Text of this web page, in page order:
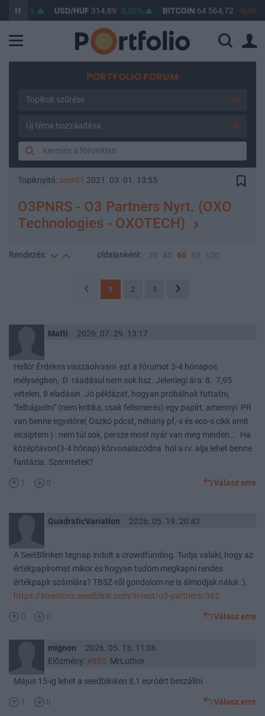
USD/HUF314,89 0,58% BITCOIN64 564,72 -0,06%
PORTFOLIO FORUM
Topikok szűrése
Új téma hozzáadása
Topiknyitó: user01 2021. 03. 01. 13:55
O3PNRS - O3 Partners Nyrt. (OXO
Technologies - OXOTECH)
Rendezés: oldalanként: 20 40 60 80 100
1 2 3
Matti 2026. 07. 29. 13:17
Helló! Érdekes visszaolvasni ezt a fórumot 3-4 hónapos
mélységben, :D ráadásul nem sok hsz. Jelenlegi ára: 8. 7,95
vételen, 8 eladásin. Jó példázat, hogyan próbálnak futtatni,
"felhájpolni" (nem kritika, csak felismerés) egy papírt, amennyi PR
van benne egyelőre( Oszkó pdcst, néhány pf,-s és eco-s cikk amit
elcsíptem ) : nem túl sok, persze most nyár van meg minden... Ha
középtávon(3-4 hónap) körvonalazódna hol a rv. alja lehet benne
fantázia. Szerintetek?
1 0 Válasz erre
QuadraticVariation 2026. 05. 19. 20:43
A SeetBlinken tegnap indult a crowdfunding. Tudja valaki, hogy az
értékpapíromat mikor és hogyan tudom megkapni rendes
értékpapír számlára? TBSZ-ről gondolom ne is álmodjak náluk :).
https://investors.seedblink.com/invest/o3-partners/362
0 0 Válasz erre
mignon
2026. 05. 13. 11:06
Előzmény: #885 MrLuthor
Május 15-ig lehet a seedblinken 8,1 euróért beszállni.
1 0 Válasz erre